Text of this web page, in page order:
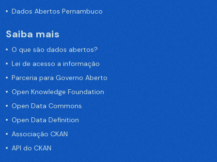
Dados Abertos Pernambuco
Saiba mais
O que são dados abertos?
Lei de acesso a informação
Parceria para Governo Aberto
Open Knowledge Foundation
Open Data Commons
Open Data Definition
Associação CKAN
API do CKAN